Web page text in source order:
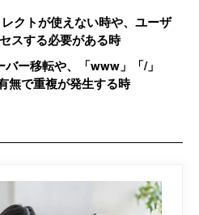
クトが使えない時や、ユーザ
スする必要がある時
ー移転や、「www」「/」
無で重複が発生する時